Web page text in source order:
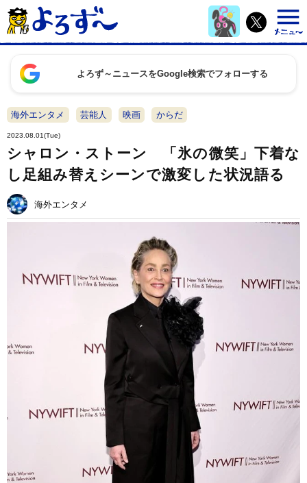
よろず～ニュースをGoogle検索でフォローする
海外エンタメ 芸能人 映画 からだ
2023.08.01(Tue)
シャロン・ストーン 「氷の微笑」下着な
し足組み替えシーンで激変した状況語る
海外エンタメ